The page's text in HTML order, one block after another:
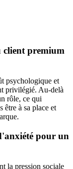
client premium
psychologique et
privilégié. Au-delà
rôle, ce qui
être à sa place et
pour un
la pression sociale